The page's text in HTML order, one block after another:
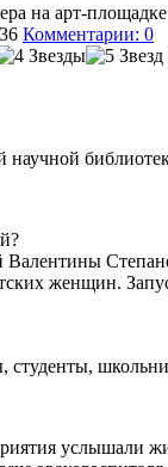
на арт-площадке
Комментарии: 0
Валентины
женщин.
студенты,
услышали